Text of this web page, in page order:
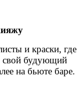
и краски, где
свой будующий
на бьюте баре.